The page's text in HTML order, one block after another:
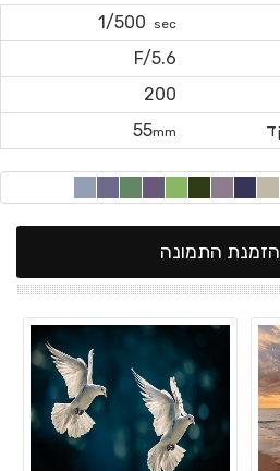
sec
1/500
F/5.6
200
55mm
התמונה